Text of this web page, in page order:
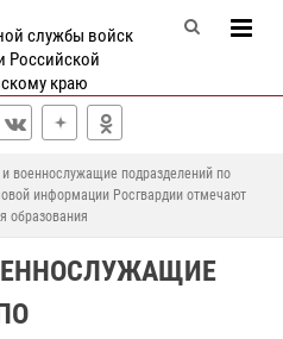
службы войск
Российской
краю
военнослужащие подразделений по
информации Росгвардии отмечают
образования